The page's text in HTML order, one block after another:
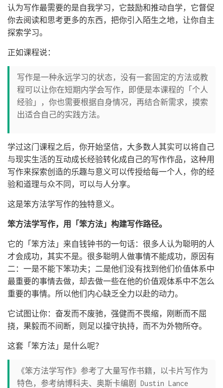
认为写作最需要的是自我学习，它鼓励和推动自学，它督促
你去阅读和思考更多的东西，把你引入陌生之地，让你自主
探索学习。
正如课程说：
写作是一种永远学习的状态，没有一套固定的方法或教
程可以让你在短期内学会写作，即便是本课程的「个人
经验」，你也需要根据自身情况，再结合新需求，摸索
出适合自己的实践方法。
学过这门课程之后，你开始坚信，大多数人其实可以将自己
与现实生活的互动成长经验转化成自己的写作作品，这种用
写作来探索创造的乐趣与意义可以传授给每一个人，你的经
验和道理与众不同，可以与人分享。
这是笨方法学写作的独特意义。
笨方法学写作，用「笨方法」构建写作路径。
它的「笨方法」来自钱钟书的一句话：很多人认为聪明的人
才会成功，其实不是。很多聪明人做事情不能成功，原因有
二：一是不能下笨功夫；二是他们没有找到他们价值体系中
最重要的事情去做，却去做一些在他的价值观体系中不怎么
重要的事情。所以他们内心缺乏全力以赴的动力。
它试图让你：奋发而不废驰，强健而不畏缩，刚断而不屈
挠，果毅而不间断，则足以操守执持，而不为外物所夺。
这套「笨方法」是什么呢？
《笨方法学写作》参考了大量写作书籍，以卡片写作为
特色，参考纳博科夫、奥斯卡编剧 Dustin Lance